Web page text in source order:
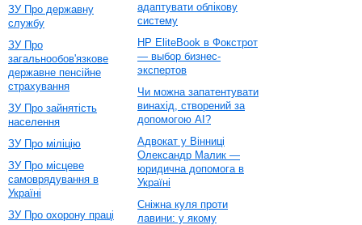
ЗУ Про державну
службу
ЗУ Про
загальнообов'язкове
державне пенсійне
страхування
ЗУ Про зайнятість
населення
ЗУ Про міліцію
ЗУ Про місцеве
самоврядування в
Україні
ЗУ Про охорону праці
адаптувати облікову
систему
HP EliteBook в Фокстрот
— выбор бизнес-
экспертов
Чи можна запатентувати
винахід, створений за
допомогою AI?
Адвокат у Вінниці
Олександр Малик —
юридична допомога в
Україні
Сніжна куля проти
лавини: у якому